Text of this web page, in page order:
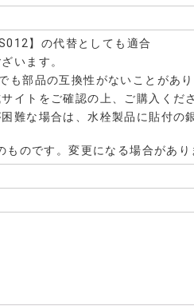
】の代替としても適合
います。
も部品の互換性がないことがあり
イトをご確認の上、ご購入くだ
難な場合は、水栓製品に貼付の
のです。変更になる場合があり